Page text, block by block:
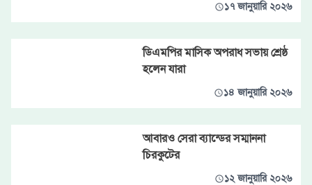
১৭ জানুয়ারি ২০২৬
ডিএমপির মাসিক অপরাধ সভায় শ্রেষ্ঠ
হলেন যারা
১৪ জানুয়ারি ২০২৬
আবারও সেরা ব্যান্ডের সম্মাননা
চিরকুটের
১২ জানুয়ারি ২০২৬